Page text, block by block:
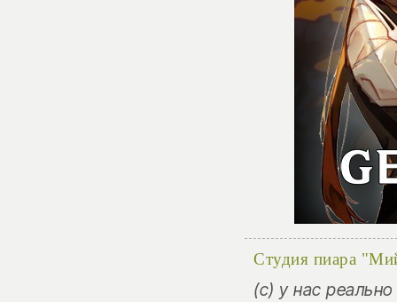
Студия пиара
(с) у нас